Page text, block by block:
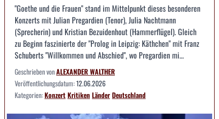
"Goethe und die Frauen" stand im Mittelpunkt dieses besonderen
Konzerts mit Julian Pregardien (Tenor), Julia Nachtmann
(Sprecherin) und Kristian Bezuidenhout (Hammerflügel). Gleich
zu Beginn faszinierte der "Prolog in Leipzig: Käthchen" mit Franz
Schuberts "Willkommen und Abschied", wo Pregardien mi...
Geschrieben vonALEXANDER WALTHER
Veröffentlichungsdatum:12.06.2026
Kategorien:KonzertKritikenLänderDeutschland